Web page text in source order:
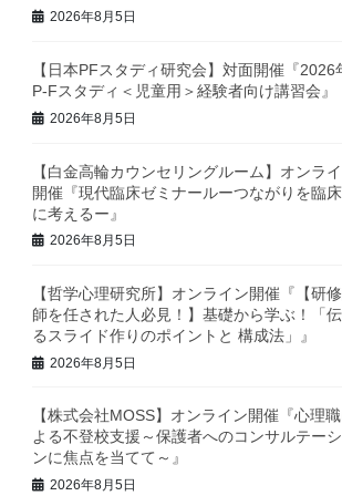
2026年8月5日
【日本PFスタディ研究会】対面開催『2026
P-Fスタディ＜児童用＞経験者向け講習会』
2026年8月5日
【白金高輪カウンセリングルーム】オンラ
開催『現代臨床ゼミナールーつながりを臨
に考えるー』
2026年8月5日
【哲学心理研究所】オンライン開催『【研
師を任された人必見！】基礎から学ぶ！「
るスライド作りのポイントと 構成法」』
2026年8月5日
【株式会社MOSS】オンライン開催『心理
よる不登校支援～保護者へのコンサルテーシ
ンに焦点を当てて～』
2026年8月5日